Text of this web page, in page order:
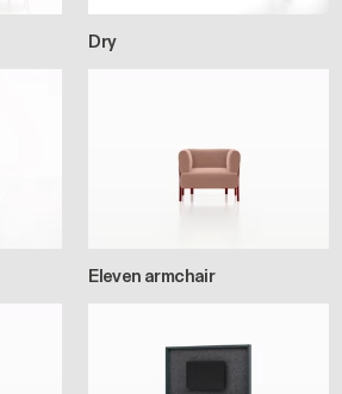
Dry
Eleven armchair